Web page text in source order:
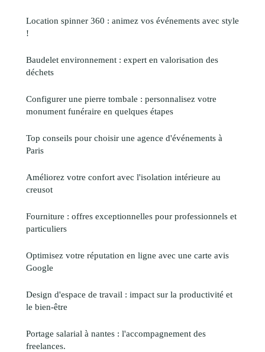
Location spinner 360 : animez vos événements avec style
!
Baudelet environnement : expert en valorisation des
déchets
Configurer une pierre tombale : personnalisez votre
monument funéraire en quelques étapes
Top conseils pour choisir une agence d'événements à
Paris
Améliorez votre confort avec l'isolation intérieure au
creusot
Fourniture : offres exceptionnelles pour professionnels et
particuliers
Optimisez votre réputation en ligne avec une carte avis
Google
Design d'espace de travail : impact sur la productivité et
le bien-être
Portage salarial à nantes : l'accompagnement des
freelances.